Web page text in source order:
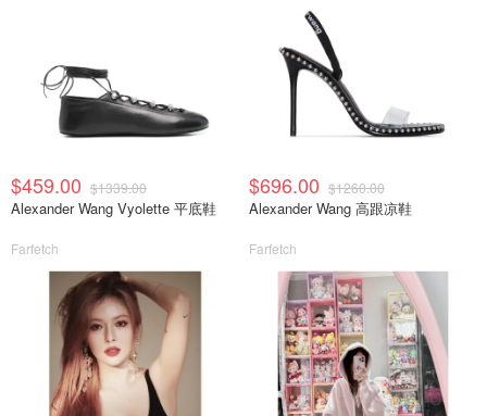
$459.00 $1339.00
Alexander Wang Vyolette 平底鞋
Farfetch
$696.00 $1260.00
Alexander Wang 高跟凉鞋
Farfetch